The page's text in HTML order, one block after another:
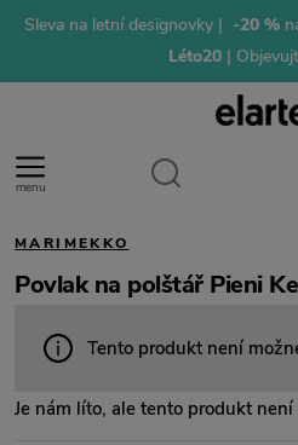
Sleva na letní designovky | -20 %
Léto20 |
menu
MARIMEKKO
Povlak na polštář Pieni
Tento produkt není
Je nám líto, ale tento produkt